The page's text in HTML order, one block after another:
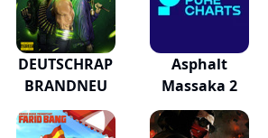
DEUTSCHRAP
BRANDNEU
Asphalt
Massaka 2